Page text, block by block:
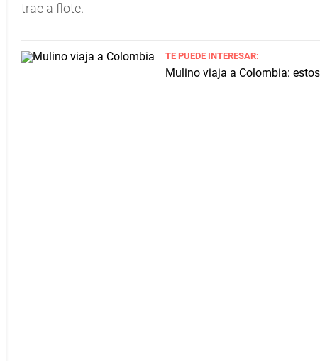
trae a flote.
TE PUEDE INTERESAR:
Mulino viaja a Colombia: